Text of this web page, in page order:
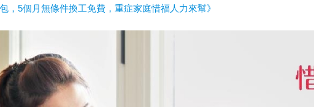
，5個月無條件換工免費，重症家庭惜福人力來幫》